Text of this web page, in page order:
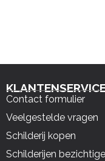
Contact formulier
Veelgestelde vragen
Schilderij kopen
Schilderijen